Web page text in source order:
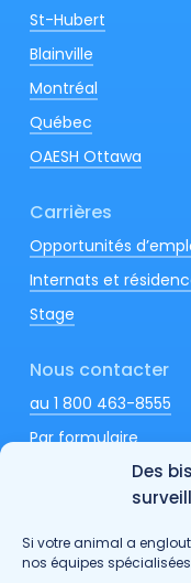
Des
Si votre animal a
nos équipes
St-Hubert
Blainville
Montréal
Québec
OAESH Ottawa
Carrières
Opportunités
Internats et
Stage
Nous contacter
au 1 800 463-8555
Par formulaire
Fondation hoPi